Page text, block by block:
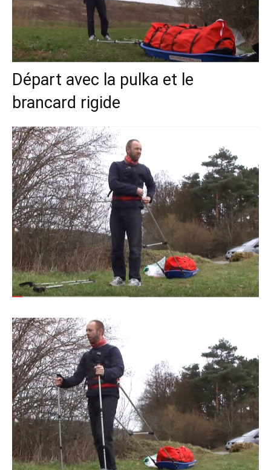
Départ avec la pulka et le
brancard rigide